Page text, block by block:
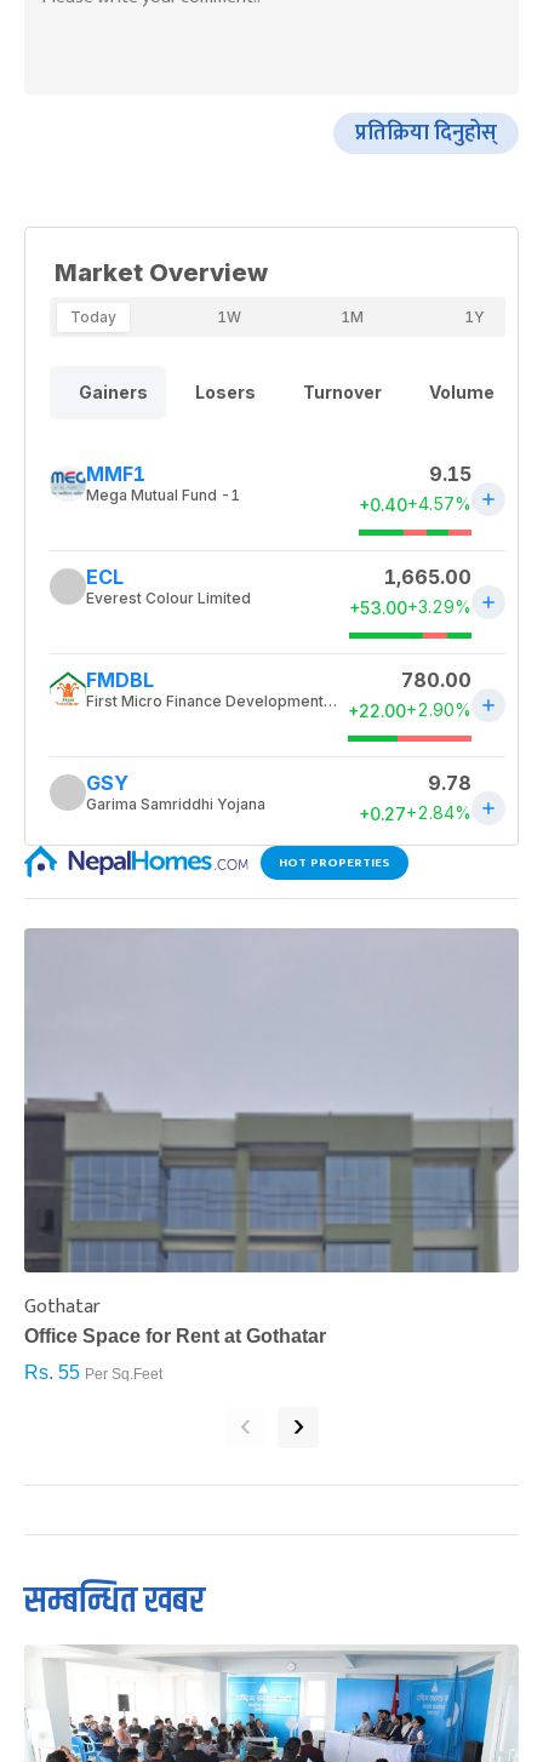
प्रतिक्रिया दिनुहोस्
HOT PROPERTIES
Gothatar
Office Space for Rent at Gothatar
Rs. 55 Per Sq.Feet
‹ ›
सम्बन्धित खबर